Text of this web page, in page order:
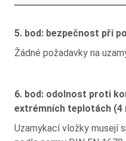
5. bod: bezpečnost při
Žádné požadavky na
6. bod: odolnost proti
extrémních teplotách (4
Uzamykací vložky musejí